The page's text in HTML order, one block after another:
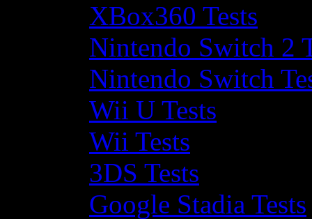
XBox360 Tests
Nintendo Switch 2
Nintendo Switch
Wii U Tests
Wii Tests
3DS Tests
Google Stadia Tests